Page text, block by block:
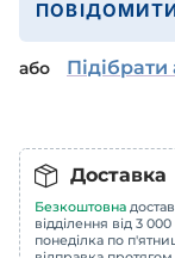
або Підібрати
Доставка
Безкоштовна
відділення від 3
понеділка по